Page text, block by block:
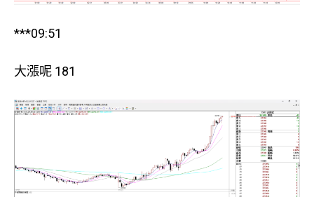
***09:51
大漲呢 181